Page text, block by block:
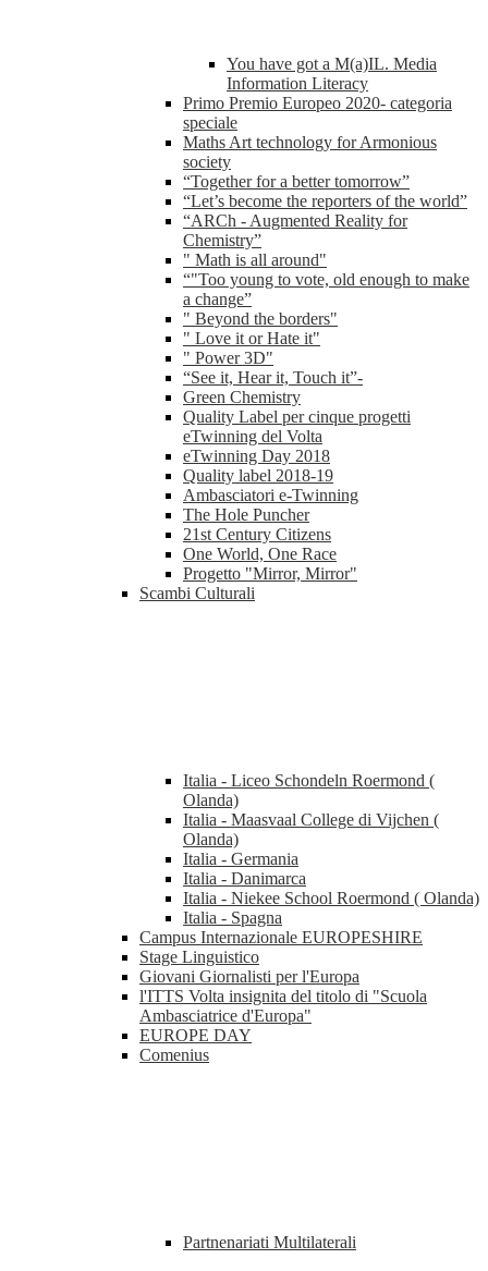
You have got a M(a)IL. Media
Information Literacy
Primo Premio Europeo 2020- categoria
speciale
Maths Art technology for Armonious
society
“Together for a better tomorrow”
“Let’s become the reporters of the world”
“ARCh - Augmented Reality for
Chemistry”
" Math is all around"
“"Too young to vote, old enough to make
a change”
" Beyond the borders"
" Love it or Hate it"
" Power 3D"
“See it, Hear it, Touch it”-
Green Chemistry
Quality Label per cinque progetti
eTwinning del Volta
eTwinning Day 2018
Quality label 2018-19
Ambasciatori e-Twinning
The Hole Puncher
21st Century Citizens
One World, One Race
Progetto "Mirror, Mirror"
Scambi Culturali
Italia - Liceo Schondeln Roermond (
Olanda)
Italia - Maasvaal College di Vijchen (
Olanda)
Italia - Germania
Italia - Danimarca
Italia - Niekee School Roermond ( Olanda)
Italia - Spagna
Campus Internazionale EUROPESHIRE
Stage Linguistico
Giovani Giornalisti per l'Europa
l'ITTS Volta insignita del titolo di "Scuola
Ambasciatrice d'Europa"
EUROPE DAY
Comenius
Partnenariati Multilaterali